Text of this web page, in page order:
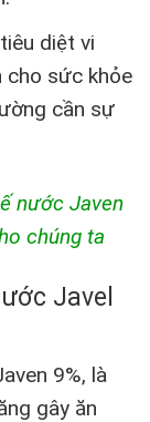
diệt vi
cho sức khỏe
cần sự
nước Javen
chúng ta
Javel
9%, là
gây ăn